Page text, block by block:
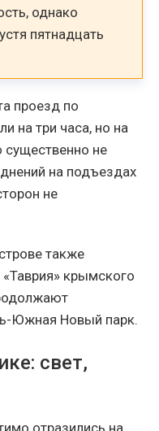
однако
пятнадцать
проезд по
на три часа, но на
существенно не
на подъездах
не
также
крымского
Южная Новый парк.
свет,